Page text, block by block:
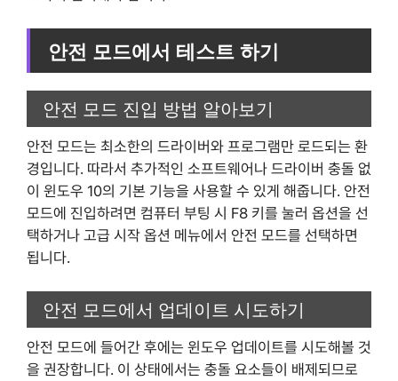
안전 모드에서 테스트 하기
안전 모드 진입 방법 알아보기
안전 모드는 최소한의 드라이버와 프로그램만 로드되는 환
경입니다. 따라서 추가적인 소프트웨어나 드라이버 충돌 없
이 윈도우 10의 기본 기능을 사용할 수 있게 해줍니다. 안전
모드에 진입하려면 컴퓨터 부팅 시 F8 키를 눌러 옵션을 선
택하거나 고급 시작 옵션 메뉴에서 안전 모드를 선택하면
됩니다.
안전 모드에서 업데이트 시도하기
안전 모드에 들어간 후에는 윈도우 업데이트를 시도해볼 것
을 권장합니다. 이 상태에서는 충돌 요소들이 배제되므로